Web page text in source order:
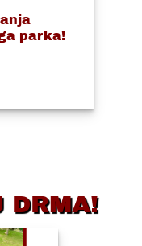
parka!
DRMA!